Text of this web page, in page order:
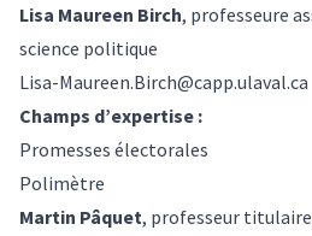
Lisa Maureen Birch, professeure
science politique
Lisa-Maureen.Birch@capp.ulaval.ca
Champs d’expertise :
Promesses électorales
Polimètre
Martin Pâquet, professeur